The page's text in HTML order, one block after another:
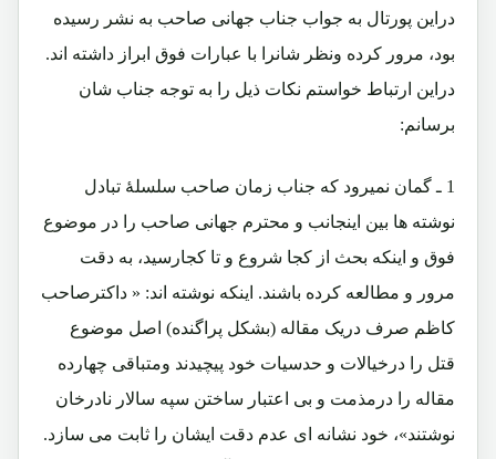
دراین پورتال به جواب جناب جهانی صاحب به نشر رسیده
بود، مرور کرده ونظر شانرا با عبارات فوق ابراز داشته اند.
دراین ارتباط خواستم نکات ذیل را به توجه جناب شان
برسانم:
1 ـ گمان نمیرود که جناب زمان صاحب سلسلۀ تبادل
نوشته ها بین اینجانب و محترم جهانی صاحب را در موضوع
فوق و اینکه بحث از کجا شروع و تا کجارسید، به دقت
مرور و مطالعه کرده باشند. اینکه نوشته اند: « داکترصاحب
کاظم صرف دریک مقاله (بشکل پراگنده) اصل موضوع
قتل را درخیالات و حدسیات خود پیچیدند ومتباقی چهارده
مقاله را درمذمت و بی اعتبار ساختن سپه سالار نادرخان
نوشتند»، خود نشانه ای عدم دقت ایشان را ثابت می سازد.